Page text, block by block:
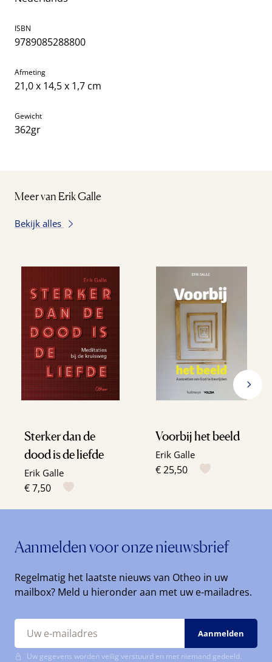
ISBN
9789085288800
Afmeting
21,0 x 14,5 x 1,7 cm
Gewicht
362gr
Meer van Erik Galle
Bekijk alles
Sterker dan de
dood is de liefde
Erik Galle
€ 7,50
Voorbij het beeld
Erik Galle
€ 25,50
Aanmelden voor onze nieuwsbrief
Regelmatig het laatste nieuws van Otheo in uw
mailbox? Meld u hieronder aan met uw e-mailadres.
Uw gegevens worden veilig verstuurd en met niemand gedeeld.